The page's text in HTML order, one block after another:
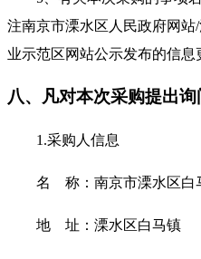
注南京市溧水区人民政府网站
业示范区网站公示发布的信息
八、凡对本次采购提出
1.采购人信息
名 称：南京市溧水区白
地 址：溧水区白马镇